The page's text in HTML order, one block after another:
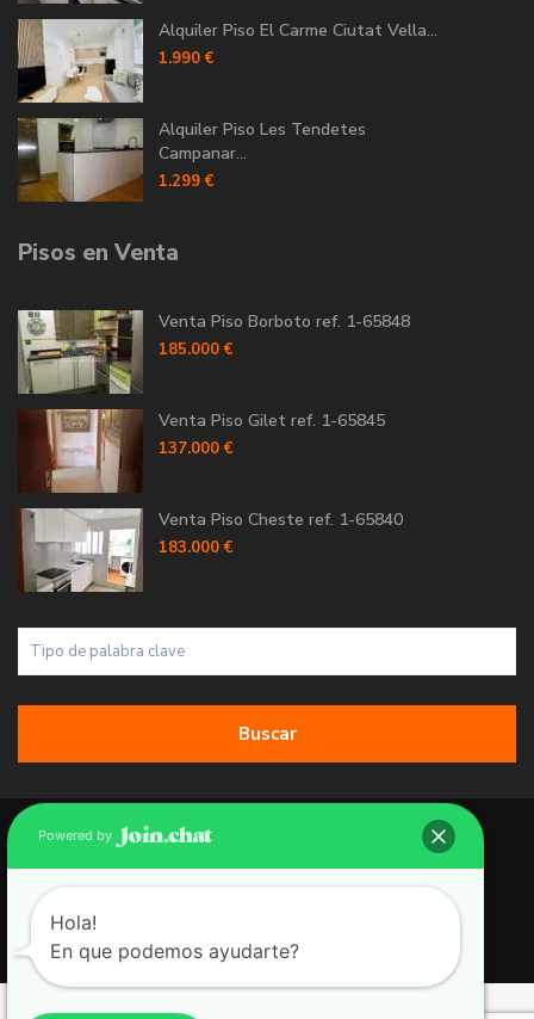
Alquiler Piso El Carme Ciutat Vella...
1.990 €
Alquiler Piso Les Tendetes
Campanar...
1.299 €
Pisos en Venta
Venta Piso Borboto ref. 1-65848
185.000 €
Venta Piso Gilet ref. 1-65845
137.000 €
Venta Piso Cheste ref. 1-65840
183.000 €
Buscar
Copyright 2026 | Grupo 90 inmobiliarias. All Rights Reserved.
Política de Cookies
Política de Privacidad
Aviso Legal
Powered by
Hola!
En que podemos ayudarte?